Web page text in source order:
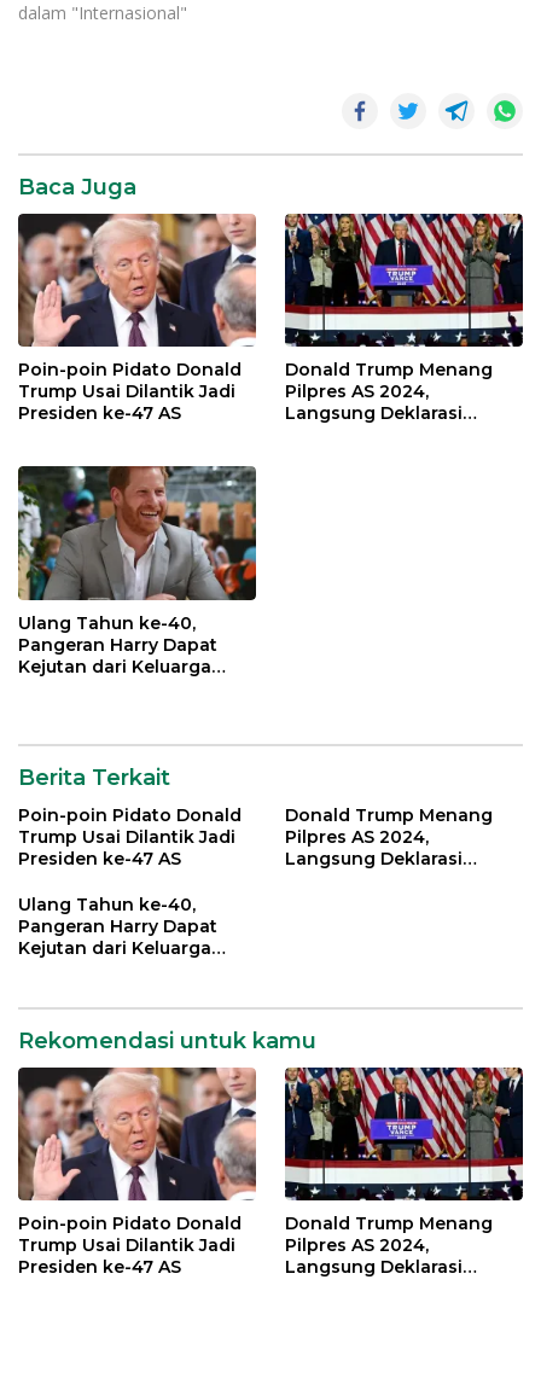
lainnya sejak militer…
dalam "Internasional"
Baca Juga
Poin-poin Pidato Donald
Trump Usai Dilantik Jadi
Presiden ke-47 AS
Donald Trump Menang
Pilpres AS 2024,
Langsung Deklarasi
Ulang Tahun ke-40,
Pangeran Harry Dapat
Kejutan dari Keluarga
Berita Terkait
Poin-poin Pidato Donald
Trump Usai Dilantik Jadi
Presiden ke-47 AS
Donald Trump Menang
Pilpres AS 2024,
Langsung Deklarasi
Ulang Tahun ke-40,
Pangeran Harry Dapat
Kejutan dari Keluarga
Rekomendasi untuk kamu
Poin-poin Pidato Donald
Trump Usai Dilantik Jadi
Presiden ke-47 AS
Donald Trump Menang
Pilpres AS 2024,
Langsung Deklarasi